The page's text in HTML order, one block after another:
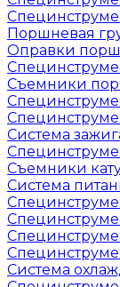
Поршневая
Оправки
Съемники
Система
Съемники
Система
Система